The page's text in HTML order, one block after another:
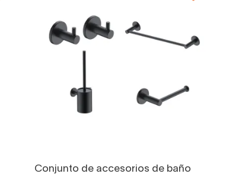
Conjunto de accesorios de baño